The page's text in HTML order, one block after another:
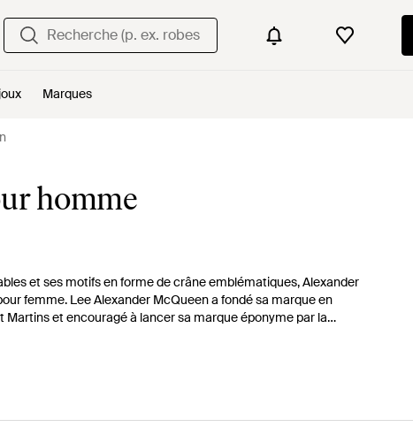
Marques
homme
et ses motifs en forme de crâne emblématiques, Alexander
femme. Lee Alexander McQueen a fondé sa marque en
et encouragé à lancer sa marque éponyme par la
aux bottes à lacets en cuir élégantes, les bottes